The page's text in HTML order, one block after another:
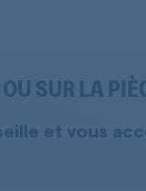
SUR LA
et vous